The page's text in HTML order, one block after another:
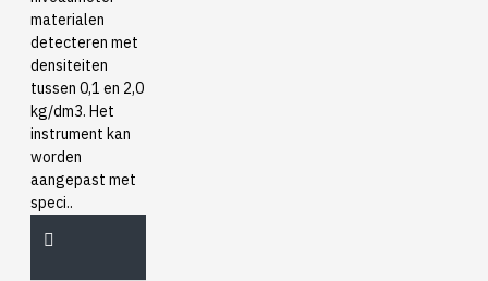
materialen
detecteren met
densiteiten
tussen 0,1 en 2,0
kg/dm3. Het
instrument kan
worden
aangepast met
speci..